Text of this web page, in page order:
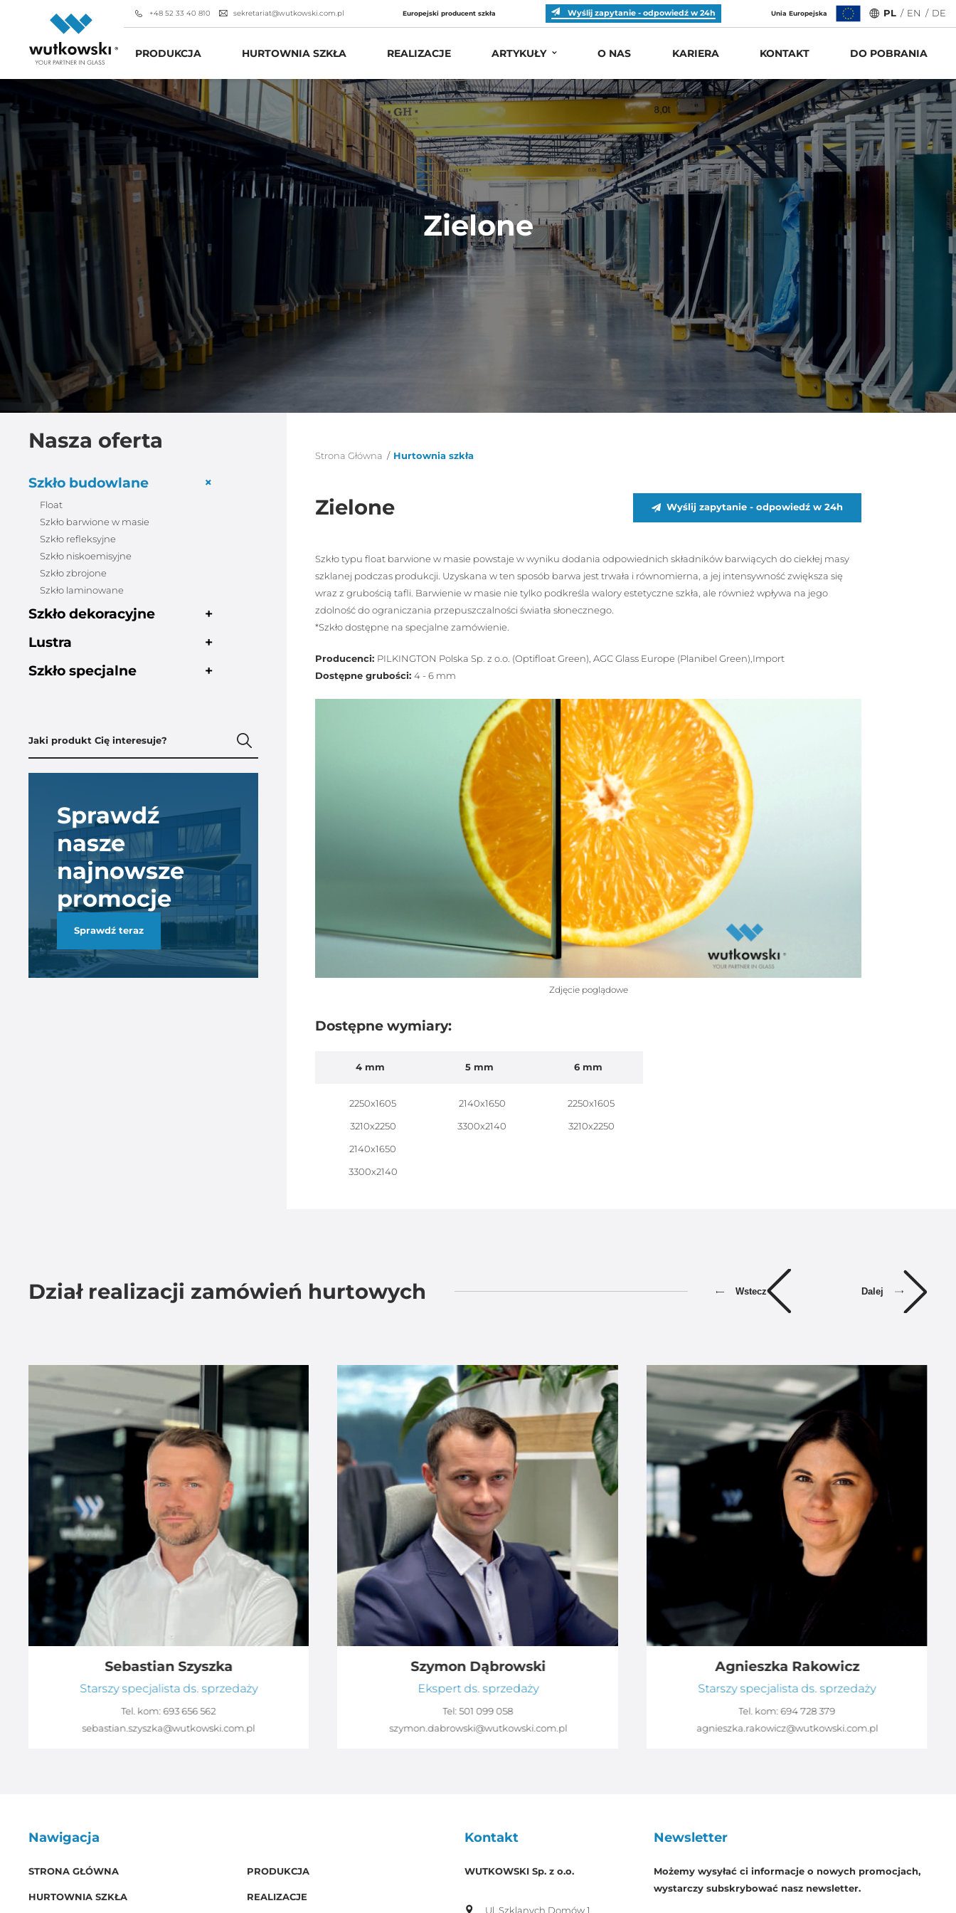
+48 52 33 40 810 sekretariat@wutkowski.com.pl Europejski producent szkła Wyślij zapytanie - odpowiedź w 24h Unia Europejska PL / EN / DE
PRODUKCJA HURTOWNIA SZKŁA REALIZACJE ARTYKUŁY O NAS KARIERA KONTAKT DO POBRANIA
Zielone
Nasza oferta
Szkło budowlane +
Float
Szkło barwione w masie
Szkło refleksyjne
Szkło niskoemisyjne
Szkło zbrojone
Szkło laminowane
Szkło dekoracyjne
+
Lustra
+
Szkło specjalne
+
Sprawdź
nasze
najnowsze
promocje
Sprawdź teraz
Strona Główna / Hurtownia szkła
Zielone Wyślij zapytanie - odpowiedź w 24h
Szkło typu float barwione w masie powstaje w wyniku dodania odpowiednich składników barwiących do ciekłej masy
szklanej podczas produkcji. Uzyskana w ten sposób barwa jest trwała i równomierna, a jej intensywność zwiększa się
wraz z grubością tafli. Barwienie w masie nie tylko podkreśla walory estetyczne szkła, ale również wpływa na jego
zdolność do ograniczania przepuszczalności światła słonecznego.
*Szkło dostępne na specjalne zamówienie.
Producenci: PILKINGTON Polska Sp. z o.o. (Optifloat Green), AGC Glass Europe (Planibel Green),Import
Dostępne grubości:4 - 6 mm
Zdjęcie poglądowe
Dostępne wymiary:
4 mm
2250x1605
3210x2250
2140x1650
3300x2140
5 mm
2140x1650
3300x2140
6 mm
2250x1605
3210x2250
Dział realizacji zamówień hurtowych Wstecz Dalej
Sebastian Szyszka
Starszy specjalista ds. sprzedaży
Tel. kom:693 656 562
sebastian.szyszka@wutkowski.com.pl
Szymon Dąbrowski
Ekspert ds. sprzedaży
Tel:501 099 058
szymon.dabrowski@wutkowski.com.pl
Agnieszka Rakowicz
Starszy specjalista ds. sprzedaży
Tel. kom:694 728 379
agnieszka.rakowicz@wutkowski.com.pl
Nawigacja
STRONA GŁÓWNA PRODUKCJA
HURTOWNIA SZKŁA REALIZACJE
Kontakt
WUTKOWSKI Sp. z o.o.
Ul. Szklanych Domów 1,
Newsletter
Możemy wysyłać ci informacje o nowych promocjach,
wystarczy subskrybować nasz newsletter.